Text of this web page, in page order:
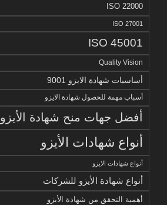
ISO 22000
ISO 27001
ISO 45001
Quality Vision
أساسيات شهادة الايزو 9001
أسباب مهمة للحصول شهادة الايزو
أفضل جهات منح شهادة الأيزو
أنواع شهادات الأيزو
أنواع شهادات الايزو
أنواع شهادة الأيزو للشركات
أهمية التحقق من شهادة الأيزو